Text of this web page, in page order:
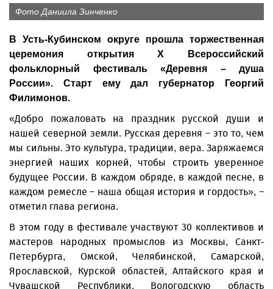
Фото Даниила Зинченко
В Усть-Кубинском округе прошла торжественная
церемония открытия X Всероссийский
фольклорный фестиваль «Деревня – душа
России». Старт ему дал губернатор Георгий
Филимонов.
«Добро пожаловать на праздник русской души и
нашей северной земли. Русская деревня – это то, чем
мы сильны. Это культура, традиции, вера. Заряжаемся
энергией наших корней, чтобы строить уверенное
будущее России. В каждом обряде, в каждой песне, в
каждом ремесле – наша общая история и гордость», –
отметил глава региона.
В этом году в фестивале участвуют 30 коллективов и
мастеров народных промыслов из Москвы, Санкт-
Петербурга, Омской, Челябинской, Самарской,
Ярославской, Курской областей, Алтайского края и
Чувашской Республики. Вологодскую область